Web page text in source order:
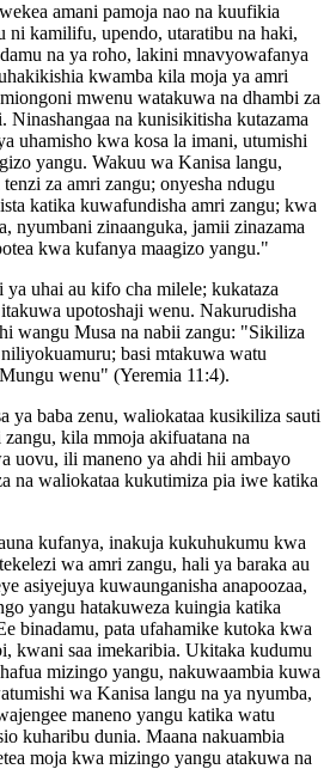
amani pamoja nao na kuufikia
ni kamilifu, upendo, utaratibu na haki,
na ya roho, lakini mnavyowafanya
kwamba kila moja ya amri
mwenu watakuwa na dhambi za
na kunisikitisha kutazama
uhamisho kwa kosa la imani, utumishi
yangu. Wakuu wa Kanisa langu,
za amri zangu; onyesha ndugu
katika kuwafundisha amri zangu; kwa
nyumbani zinaanguka, jamii zinazama
kwa kufanya maagizo yangu."
uhai au kifo cha milele; kukataza
upotoshaji wenu. Nakurudisha
wangu Musa na nabii zangu: "Sikiliza
basi mtakuwa watu
wenu" (Yeremia 11:4).
ya baba zenu, waliokataa kusikiliza sauti
kila mmoja akifuatana na
uovu, ili maneno ya ahdi hii ambayo
na waliokataa kukutimiza pia iwe katika
kufanya, inakuja kukuhukumu kwa
wa amri zangu, hali ya baraka au
asiyejuya kuwaunganisha anapoozaa,
yangu hatakuweza kuingia katika
binadamu, pata ufahamike kutoka kwa
kwani saa imekaribia. Ukitaka kudumu
mizingo yangu, nakuwaambia kuwa
wa Kanisa langu na ya nyumba,
maneno yangu katika watu
kuharibu dunia. Maana nakuambia
moja kwa mizingo yangu atakuwa na